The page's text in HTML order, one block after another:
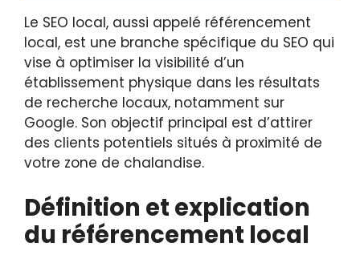
Le SEO local, aussi appelé référencement
local, est une branche spécifique du SEO qui
vise à optimiser la visibilité d’un
établissement physique dans les résultats
de recherche locaux, notamment sur
Google. Son objectif principal est d’attirer
des clients potentiels situés à proximité de
votre zone de chalandise.
Définition et explication
du référencement local